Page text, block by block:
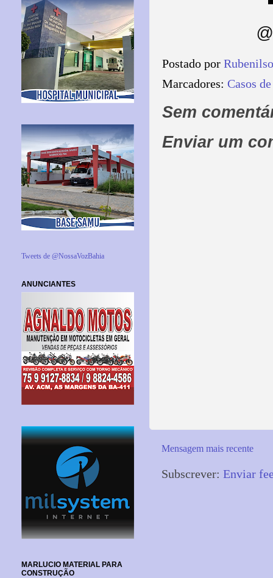
Postado por
Marcadores: Casos
Sem
Enviar um
Mensagem mais recente
Subscrever: Enviar
Tweets de @NossaVozBahia
ANUNCIANTES
MARLUCIO MATERIAL PARA
CONSTRUÇÃO